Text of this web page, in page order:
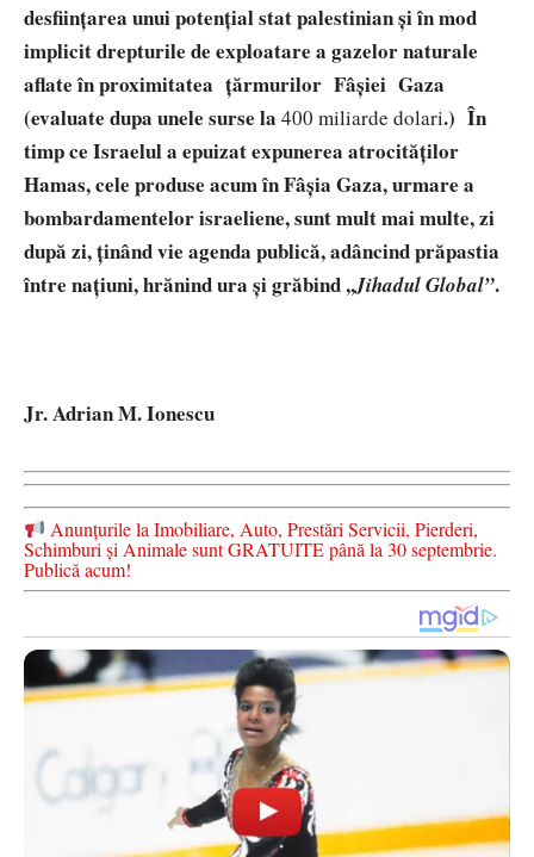
desființarea unui potențial stat palestinian și în mod
implicit drepturile de exploatare a gazelor naturale
aflate în proximitatea țărmurilor Fâșiei Gaza
(evaluate dupa unele surse la 400 miliarde dolari.) În
timp ce Israelul a epuizat expunerea atrocităților
Hamas, cele produse acum în Fâșia Gaza, urmare a
bombardamentelor israeliene, sunt mult mai multe, zi
după zi, ținând vie agenda publică, adâncind prăpastia
între națiuni, hrănind ura și grăbind ,,Jihadul Global”.
Jr. Adrian M. Ionescu
Anunțurile la Imobiliare, Auto, Prestări Servicii, Pierderi,
Schimburi și Animale sunt GRATUITE până la 30 septembrie.
Publică acum!